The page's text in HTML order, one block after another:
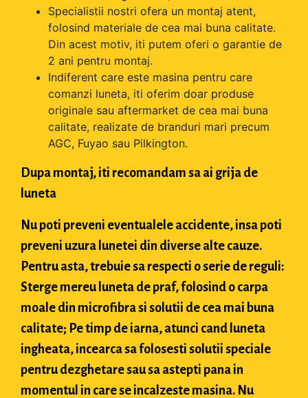
Specialistii nostri ofera un montaj atent,
folosind materiale de cea mai buna calitate.
Din acest motiv, iti putem oferi o garantie de
2 ani pentru montaj.
Indiferent care este masina pentru care
comanzi luneta, iti oferim doar produse
originale sau aftermarket de cea mai buna
calitate, realizate de branduri mari precum
AGC, Fuyao sau Pilkington.
Dupa montaj, iti recomandam sa ai grija de
luneta
Nu poti preveni eventualele accidente, insa poti
preveni uzura lunetei din diverse alte cauze.
Pentru asta, trebuie sa respecti o serie de reguli:
Sterge mereu luneta de praf, folosind o carpa
moale din microfibra si solutii de cea mai buna
calitate; Pe timp de iarna, atunci cand luneta
ingheata, incearca sa folosesti solutii speciale
pentru dezghetare sau sa astepti pana in
momentul in care se incalzeste masina. Nu